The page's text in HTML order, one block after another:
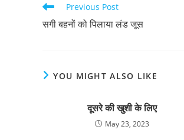
Read
more
articles
Previous Post
सगी बहनों को पिलाया लंड जूस
YOU MIGHT ALSO LIKE
दूसरे की खुशी के लिए
May 23, 2023